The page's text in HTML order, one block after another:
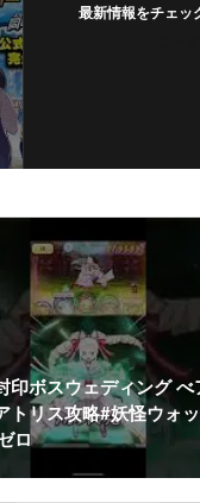
最新情報をチェッ
印ボスウェディング べ
トリス攻略#妖怪ウォ
ロ